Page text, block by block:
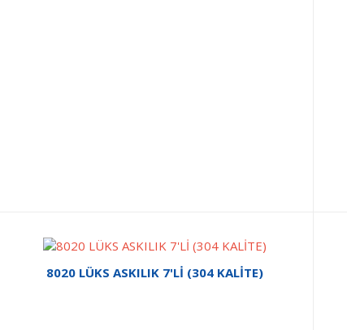
8020 LÜKS ASKILIK 7'Lİ (304 KALİTE)